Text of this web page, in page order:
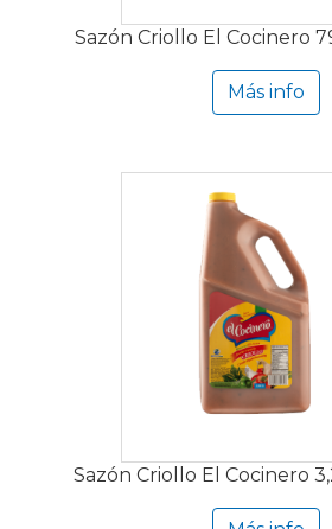
Sazón Criollo El Cocinero
Más info
Sazón Criollo El Cocinero